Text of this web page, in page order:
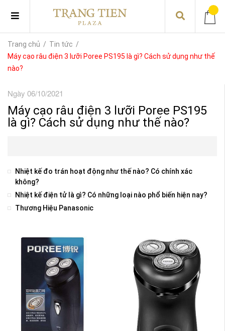
Trang chủ / Tin tức /
Máy cạo râu điện 3 lưỡi Poree PS195 là gì? Cách sử dụng như thế
nào?
Ngày 06/10/2021
Máy cạo râu điện 3 lưỡi Poree PS195
là gì? Cách sử dụng như thế nào?
Nhiệt kế đo trán hoạt động như thế nào? Có chính xác
không?
Nhiệt kế điện tử là gì? Có những loại nào phổ biến hiện nay?
Thương Hiệu Panasonic